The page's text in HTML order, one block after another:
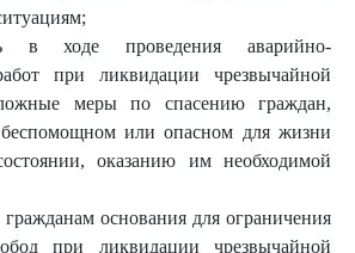
в ходе проведения аварийно-
при ликвидации чрезвычайной
меры по спасению граждан,
или опасном для жизни
оказанию им необходимой
гражданам основания для ограничения
при ликвидации чрезвычайной